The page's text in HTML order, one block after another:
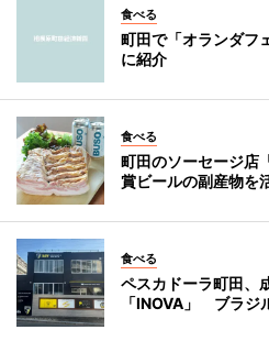
食べる
町田で「オランダ
に紹介
食べる
町田のソーセージ
賞ビールの副産物を
食べる
ペスカドーラ町田、
「INOVA」 ブラジ